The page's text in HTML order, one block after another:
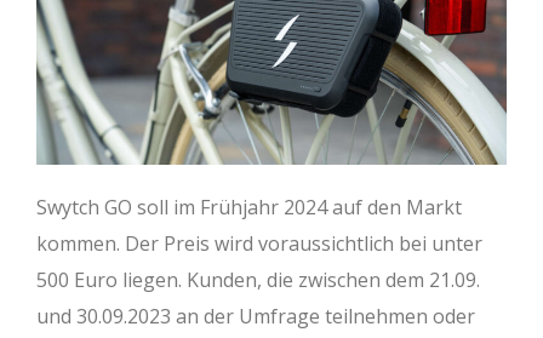
Swytch GO soll im Frühjahr 2024 auf den Markt
kommen. Der Preis wird voraussichtlich bei unter
500 Euro liegen. Kunden, die zwischen dem 21.09.
und 30.09.2023 an der Umfrage teilnehmen oder